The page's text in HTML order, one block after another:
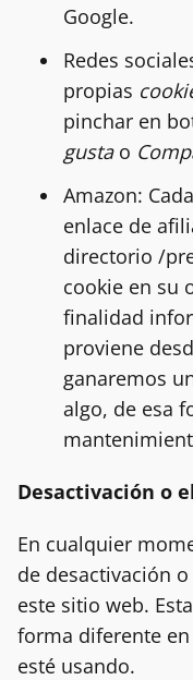
Google.
Redes
propias
pinchar en
gustao
Amazon:
enlace de
directorio /
cookie en su
finalidad
proviene
ganaremos
algo, de esa
Desactivación o
En cualquier
de desactivación
este sitio web.
forma diferente
esté usando.